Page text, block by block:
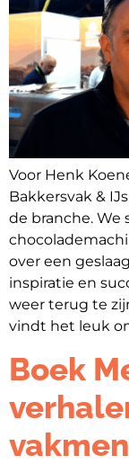
Voor Henk
Bakkersvak &
de branche. We
over een
inspiratie en
weer terug te
vindt het leuk
Boek